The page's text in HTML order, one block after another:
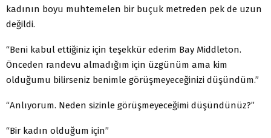
kadının boyu muhtemelen bir buçuk metreden pek de uzun
değildi.
“Beni kabul ettiğiniz için teşekkür ederim Bay Middleton.
Önceden randevu almadığım için üzgünüm ama kim
olduğumu bilirseniz benimle görüşmeyeceğinizi düşündüm.”
“Anlıyorum. Neden sizinle görüşmeyeceğimi düşündünüz?”
“Bir kadın olduğum için”